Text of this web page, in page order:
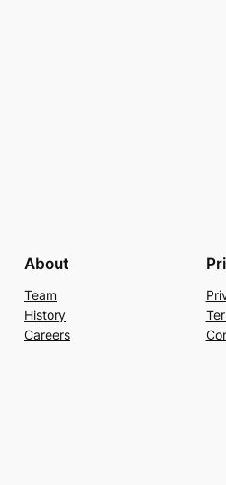
About
Team
History
Careers